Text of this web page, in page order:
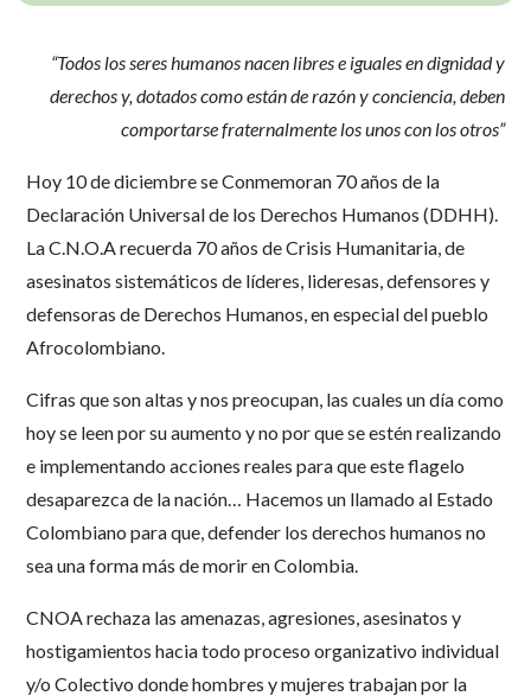
“Todos los seres humanos nacen libres e iguales en dignidad y
derechos y, dotados como están de razón y conciencia, deben
comportarse fraternalmente los unos con los otros”
Hoy 10 de diciembre se Conmemoran 70 años de la
Declaración Universal de los Derechos Humanos (DDHH).
La C.N.O.A recuerda 70 años de Crisis Humanitaria, de
asesinatos sistemáticos de líderes, lideresas, defensores y
defensoras de Derechos Humanos, en especial del pueblo
Afrocolombiano.
Cifras que son altas y nos preocupan, las cuales un día como
hoy se leen por su aumento y no por que se estén realizando
e implementando acciones reales para que este flagelo
desaparezca de la nación… Hacemos un llamado al Estado
Colombiano para que, defender los derechos humanos no
sea una forma más de morir en Colombia.
CNOA rechaza las amenazas, agresiones, asesinatos y
hostigamientos hacia todo proceso organizativo individual
y/o Colectivo donde hombres y mujeres trabajan por la